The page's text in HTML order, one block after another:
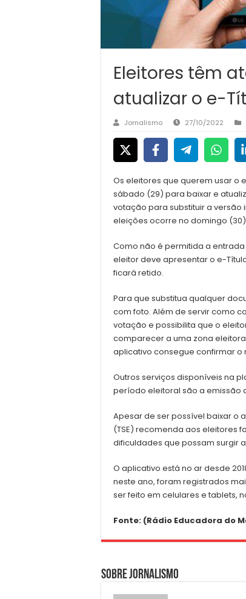
Eleitores têm
atualizar o e-
Jornalismo 27/10/2022
Os eleitores que querem usar o
sábado (29) para baixar e
votação para substituir a versão
eleições ocorre no domingo
Como não é permitida a
eleitor deve apresentar o e-
ficará retido.
Para que substitua qualquer
com foto. Além de servir como
votação e possibilita que o
comparecer a uma zona
aplicativo consegue confirmar o
Outros serviços disponíveis na
período eleitoral são a emissão
Apesar de ser possível baixar o
(TSE) recomenda aos eleitores
dificuldades que possam surgir
O aplicativo está no ar desde
neste ano, foram registrados
ser feito em celulares e tablets,
Fonte: (Rádio Educadora do
Sobre Jornalismo